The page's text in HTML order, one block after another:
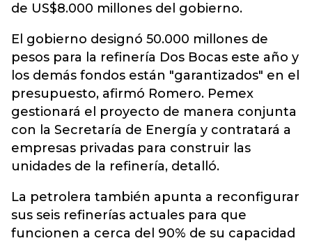
de US$8.000 millones del gobierno.
El gobierno designó 50.000 millones de
pesos para la refinería Dos Bocas este año y
los demás fondos están "garantizados" en el
presupuesto, afirmó Romero. Pemex
gestionará el proyecto de manera conjunta
con la Secretaría de Energía y contratará a
empresas privadas para construir las
unidades de la refinería, detalló.
La petrolera también apunta a reconfigurar
sus seis refinerías actuales para que
funcionen a cerca del 90% de su capacidad